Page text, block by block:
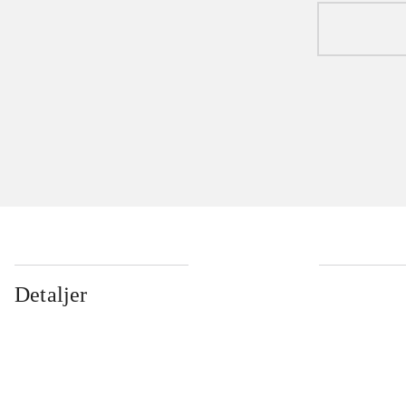
Detaljer